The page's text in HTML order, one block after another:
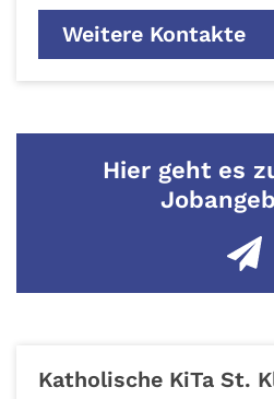
Weitere Kontakte
Hier geht es
Katholische KiTa St.